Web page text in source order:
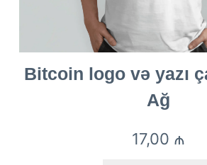
Bitcoin logo və yazı
Ağ
17,00 ₼